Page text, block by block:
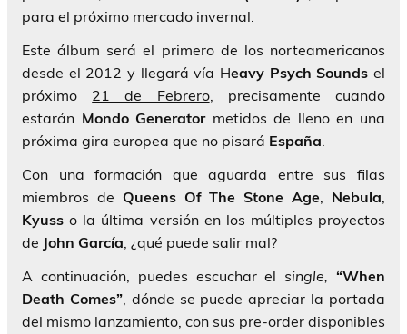
para el próximo mercado invernal.
Este álbum será el primero de los norteamericanos
desde el 2012 y llegará vía Heavy Psych Sounds el
próximo 21 de Febrero, precisamente cuando
estarán Mondo Generatormetidos de lleno en una
próxima gira europea que no pisará España.
Con una formación que aguarda entre sus filas
miembros de Queens Of The Stone Age, Nebula,
Kyuss o la última versión en los múltiples proyectos
de John García, ¿qué puede salir mal?
A continuación, puedes escuchar elsingle, “When
Death Comes”, dónde se puede apreciar la portada
del mismo lanzamiento, con sus pre-order disponibles